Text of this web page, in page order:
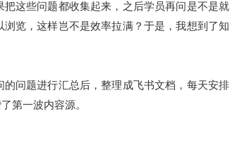
这些问题都收集起来，之后学员再问是不是就
览，这样岂不是效率拉满？于是，我想到了知
问题进行汇总后，整理成飞书文档，每天安排
第一波内容源。